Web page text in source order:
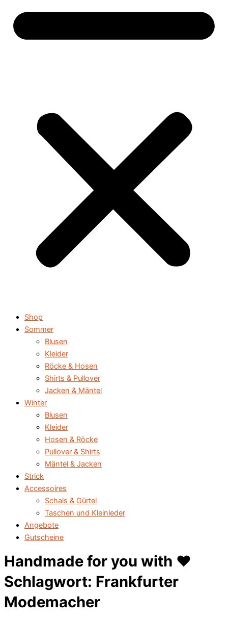
Shop
Sommer
Blusen
Kleider
Röcke & Hosen
Shirts & Pullover
Jacken & Mäntel
Winter
Blusen
Kleider
Hosen & Röcke
Pullover & Shirts
Mäntel & Jacken
Strick
Accessoires
Schals & Gürtel
Taschen und Kleinleder
Angebote
Gutscheine
Handmade for you with ♥️
Schlagwort: Frankfurter
Modemacher